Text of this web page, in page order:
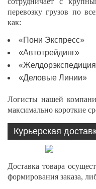
перевозку грузов по
как:
«Пони Экспресс»
«Автотрейдинг»
«Деловые Линии»
Логисты нашей
максимально короткие
Курьерская
Доставка товара
формирования заказа,